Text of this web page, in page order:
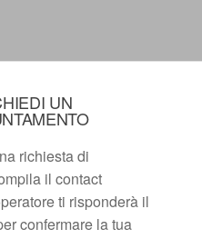
UN
richiesta di
il contact
ti risponderà il
confermare la tua